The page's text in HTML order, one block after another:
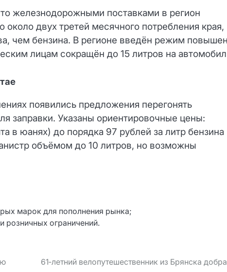
железнодорожными поставками в регион
двух третей месячного потребления края,
чем бензина. В регионе введён режим
лицам сокращён до 15 литров на
появились предложения перегонять
заправки. Указаны ориентировочные цены:
в юанях) до порядка 97 рублей за литр бензина
объёмом до 10 литров, но возможны
марок для пополнения рынка;
розничных ограничений.
61‑летний велопутешественник из Брянска